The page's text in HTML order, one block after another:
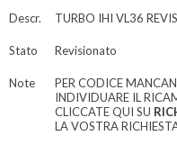
Descr. TURBO IHI VL36
Stato Revisionato
Note
PER CODICE
INDIVIDUARE IL
CLICCATE QUI SU
LA VOSTRA